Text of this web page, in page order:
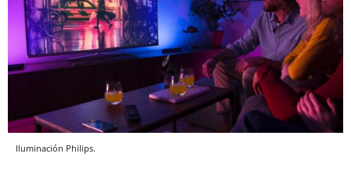
Iluminación Philips.